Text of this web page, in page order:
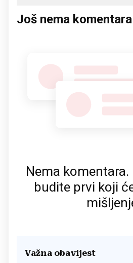
Još nema komentara
Nema komentara.
budite prvi koji
Važna obavijest